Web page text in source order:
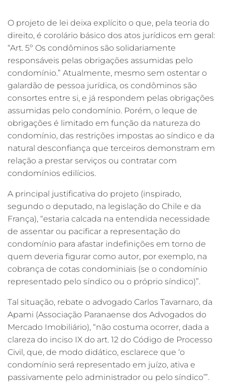
O projeto de lei deixa explícito o que, pela teoria do
direito, é corolário básico dos atos jurídicos em geral:
“Art. 5º Os condôminos são solidariamente
responsáveis pelas obrigações assumidas pelo
condomínio.” Atualmente, mesmo sem ostentar o
galardão de pessoa jurídica, os condôminos são
consortes entre si, e já respondem pelas obrigações
assumidas pelo condomínio. Porém, o leque de
obrigações é limitado em função da natureza do
condomínio, das restrições impostas ao síndico e da
natural desconfiança que terceiros demonstram em
relação a prestar serviços ou contratar com
condomínios edilícios.
A principal justificativa do projeto (inspirado,
segundo o deputado, na legislação do Chile e da
França), “estaria calcada na entendida necessidade
de assentar ou pacificar a representação do
condomínio para afastar indefinições em torno de
quem deveria figurar como autor, por exemplo, na
cobrança de cotas condominiais (se o condomínio
representado pelo síndico ou o próprio síndico)”.
Tal situação, rebate o advogado Carlos Tavarnaro, da
Apami (Associação Paranaense dos Advogados do
Mercado Imobiliário), “não costuma ocorrer, dada a
clareza do inciso IX do art. 12 do Código de Processo
Civil, que, de modo didático, esclarece que ‘o
condomínio será representado em juízo, ativa e
passivamente pelo administrador ou pelo síndico’”.